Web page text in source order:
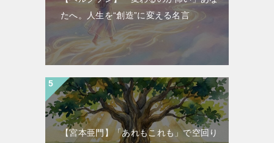
たへ。人生を“創造”に変える名言
【宮本亜門】「あれもこれも」で空回り